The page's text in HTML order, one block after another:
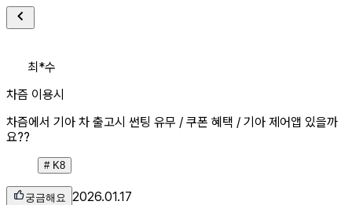
최*수
차즘 이용시
차즘에서 기아 차 출고시 썬팅 유무 / 쿠폰 혜택 / 기아 제어앱 있을까
요??
# K8
궁금해요 2026.01.17